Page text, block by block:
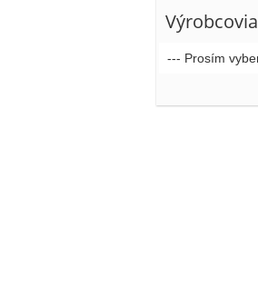
Výrobcovia